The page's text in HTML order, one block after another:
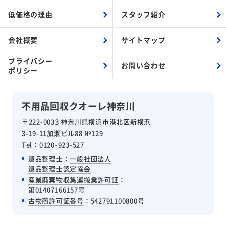
不用品回収クオーレ神奈川
〒222-0033 神奈川県横浜市港北区新横浜
3-19-11加瀬ビル88 №129
Tel：0120-923-527
遺品整理士：一般社団法人
遺品整理士認定協会
産業廃棄物収集運搬業許可証 ：
第01407166157号
古物商許可証番号 ：542791100800号
低価格の理由 スタッフ紹介
会社概要 サイトマップ
プライバシー
ポリシー
お問い合わせ